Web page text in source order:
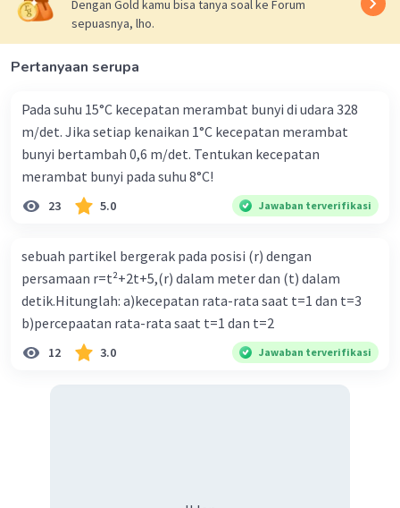
a = 6 m/s .
Oleh karena itu, jawaban yang benar adalah B.
Dengan Gold kamu bisa tanya soal ke Forum
sepuasnya, lho.
Pertanyaan serupa
Pada suhu 15°C kecepatan merambat bunyi di udara 328
m/det. Jika setiap kenaikan 1°C kecepatan merambat
bunyi bertambah 0,6 m/det. Tentukan kecepatan
merambat bunyi pada suhu 8°C!
23 5.0 Jawaban terverifikasi
sebuah partikel bergerak pada posisi (r) dengan
persamaan r=t²+2t+5,(r) dalam meter dan (t) dalam
detik.Hitunglah: a)kecepatan rata-rata saat t=1 dan t=3
b)percepaatan rata-rata saat t=1 dan t=2
12 3.0 Jawaban terverifikasi